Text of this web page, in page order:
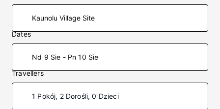
Dates
Nd 9 Sie - Pn 10 Sie
Travellers
1 Pokój, 2 Dorośli, 0 Dzieci